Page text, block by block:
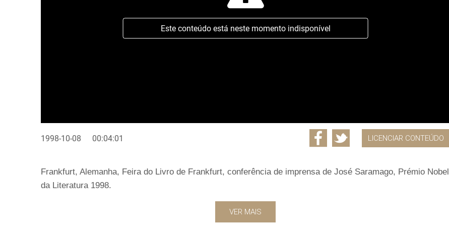
Este conteúdo está neste momento indisponível
1998-10-08 00:04:01 LICENCIAR CONTEÚDO
Frankfurt, Alemanha, Feira do Livro de Frankfurt, conferência de imprensa de José Saramago, Prémio Nobel
da Literatura 1998.
VER MAIS